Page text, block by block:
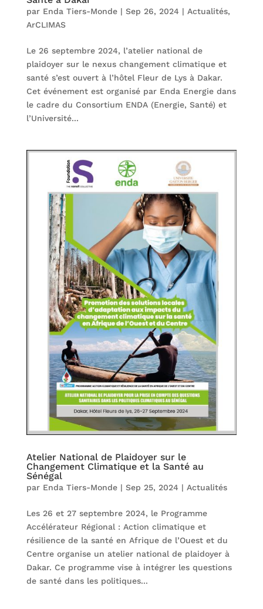
par Enda Tiers-Monde| Sep 26, 2024 | Actualités,
ArCLIMAS
Le 26 septembre 2024, l’atelier national de
plaidoyer sur le nexus changement climatique et
santé s’est ouvert à l’hôtel Fleur de Lys à Dakar.
Cet événement est organisé par Enda Energie dans
le cadre du Consortium ENDA (Energie, Santé) et
l’Université...
Atelier National de Plaidoyer sur le
Changement Climatique et la Santé au
Sénégal
par Enda Tiers-Monde| Sep 25, 2024 | Actualités
Les 26 et 27 septembre 2024, le Programme
Accélérateur Régional : Action climatique et
résilience de la santé en Afrique de l’Ouest et du
Centre organise un atelier national de plaidoyer à
Dakar. Ce programme vise à intégrer les questions
de santé dans les politiques...